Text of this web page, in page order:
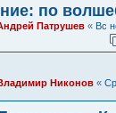
по
Патрушев « Вс
Никонов «